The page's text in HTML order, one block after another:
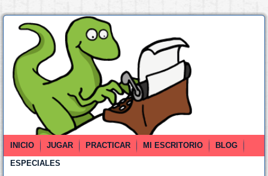
INICIO JUGAR PRACTICAR MI ESCRITORIO
BLOG
ESPECIALES